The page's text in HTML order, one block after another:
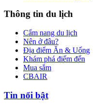
Thông tin du lịch
Cẩm nang du lịch
Nên ở đâu?
Địa điểm Ăn & Uống
Khám phá điểm đến
Mua sắm
CBAIR
Tin nổi bật